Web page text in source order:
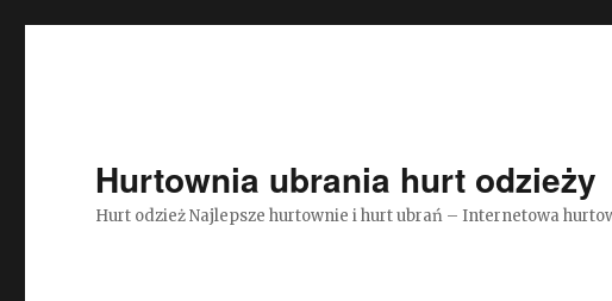
Hurtownia ubrania hurt odzieży
Hurt odzież Najlepsze hurtownie i hurt ubrań – Internetowa